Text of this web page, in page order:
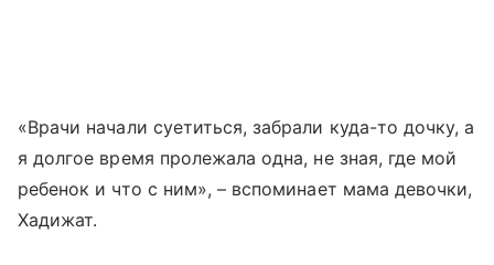
«Врачи начали суетиться, забрали куда-то дочку, а
я долгое время пролежала одна, не зная, где мой
ребенок и что с ним», – вспоминает мама девочки,
Хадижат.